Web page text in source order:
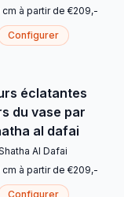
cm à partir de €209,-
Configurer
éclatantes
du vase par
al dafai
Al Dafai
cm à partir de €209,-
Configurer